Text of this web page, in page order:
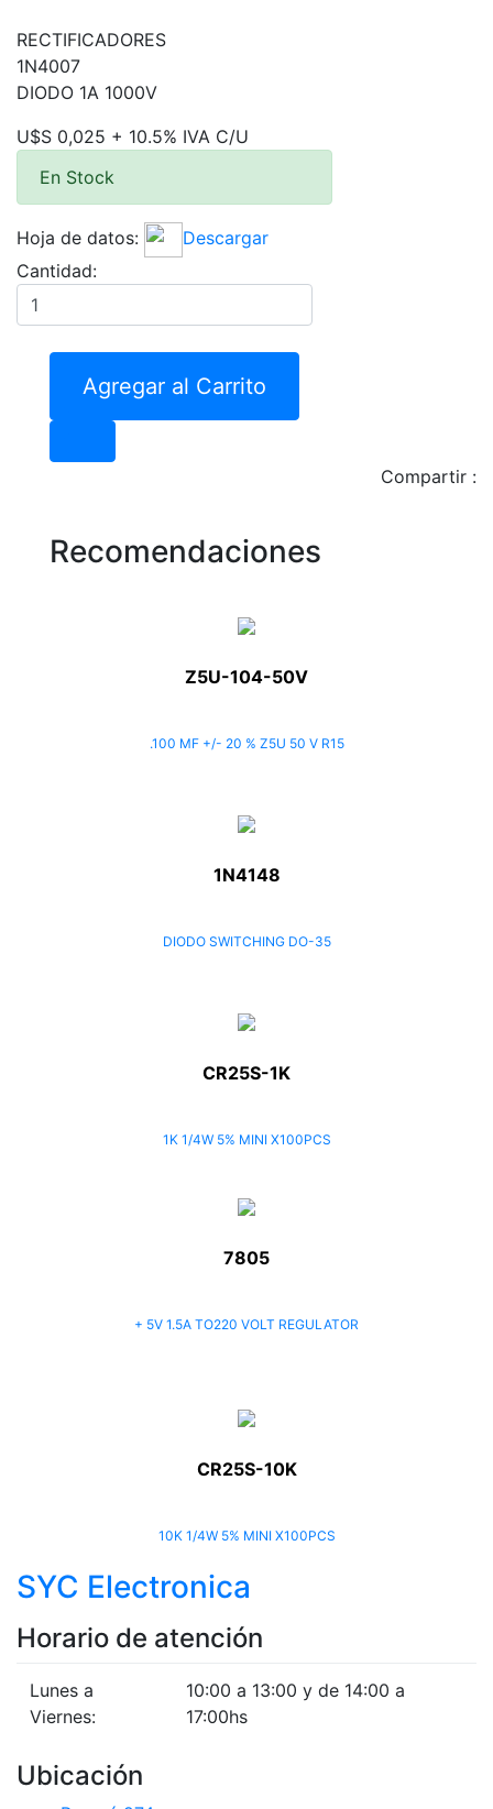
RECTIFICADORES
1N4007
DIODO 1A 1000V
U$S 0,025 + 10.5% IVA C/U
En Stock
Hoja de datos:
Descargar
Cantidad:
Agregar al Carrito
Compartir :
Recomendaciones
Z5U-104-50V
.100 MF +/- 20 % Z5U 50 V R15
1N4148
DIODO SWITCHING DO-35
CR25S-1K
1K 1/4W 5% MINI X100PCS
7805
+ 5V 1.5A TO220 VOLT REGULATOR
CR25S-10K
10K 1/4W 5% MINI X100PCS
SYC Electronica
Horario de atención
Lunes a
Viernes:
10:00 a 13:00 y de 14:00 a
17:00hs
Ubicación